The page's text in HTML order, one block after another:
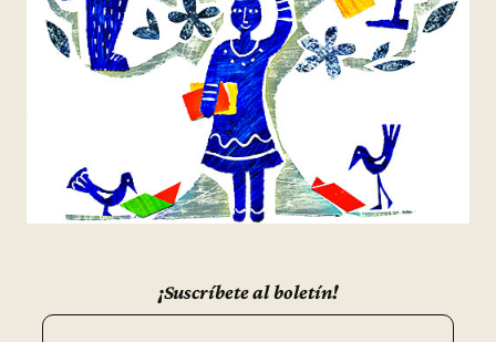
¡Suscríbete al boletín!